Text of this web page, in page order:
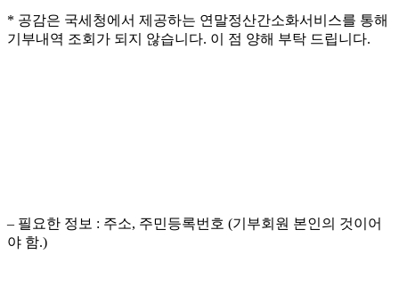
* 공감은 국세청에서 제공하는 연말정산간소화서비스를 통해
기부내역 조회가 되지 않습니다. 이 점 양해 부탁 드립니다.
– 필요한 정보 : 주소, 주민등록번호 (기부회원 본인의 것이어
야 함.)